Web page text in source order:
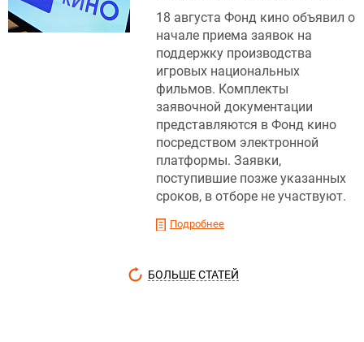
18 августа Фонд кино объявил о
начале приема заявок на
поддержку производства
игровых национальных
фильмов. Комплекты
заявочной документации
представляются в Фонд кино
посредством электронной
платформы. Заявки,
поступившие позже указанных
сроков, в отборе не участвуют.
Подробнее
БОЛЬШЕ СТАТЕЙ